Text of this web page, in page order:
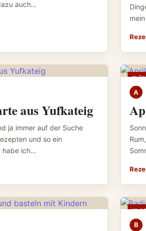
auch…
aus Yufkateig
ja immer auf der Suche
und so ein
habe ich…
A
B